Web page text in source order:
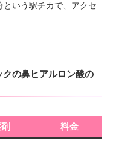
いう駅チカで、アクセ
の鼻ヒアルロン酸の
料金